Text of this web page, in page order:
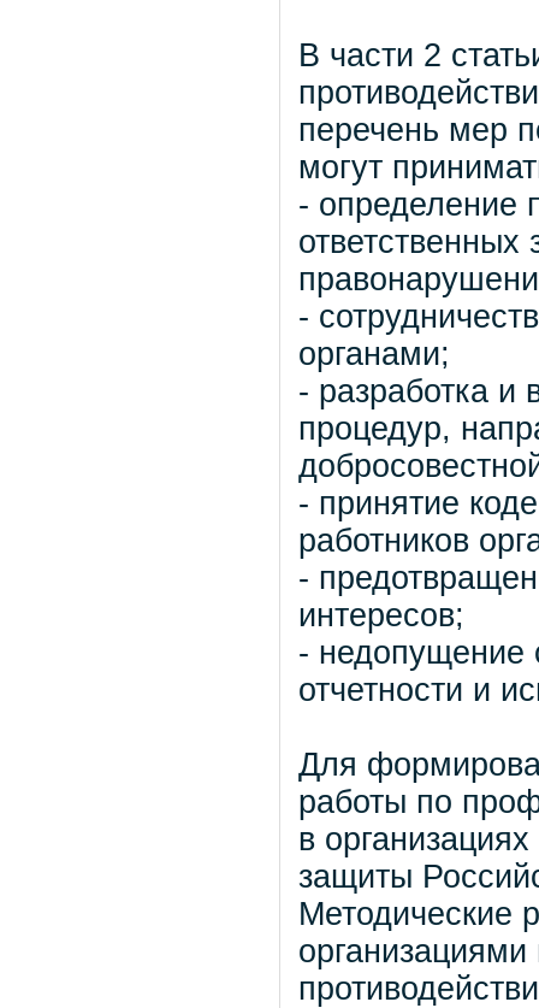
В части 2
перечень мер
могут
- определение
-
органами;
- разработка и
процедур,
- принятие
работников
-
интересов;
- недопущение
отчетности и
Для
работы по
в
защиты
Методические